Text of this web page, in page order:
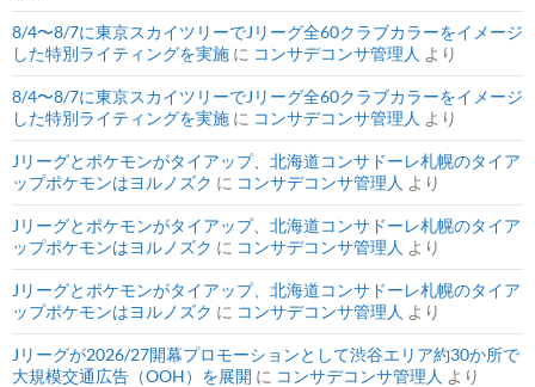
8/4〜8/7に東京スカイツリーでJリーグ全60クラブカラーをイメージ
した特別ライティングを実施 に コンサデコンサ管理人 より
8/4〜8/7に東京スカイツリーでJリーグ全60クラブカラーをイメージ
した特別ライティングを実施 に コンサデコンサ管理人 より
Jリーグとポケモンがタイアップ、北海道コンサドーレ札幌のタイア
ップポケモンはヨルノズク に コンサデコンサ管理人 より
Jリーグとポケモンがタイアップ、北海道コンサドーレ札幌のタイア
ップポケモンはヨルノズク に コンサデコンサ管理人 より
Jリーグとポケモンがタイアップ、北海道コンサドーレ札幌のタイア
ップポケモンはヨルノズク に コンサデコンサ管理人 より
Jリーグが2026/27開幕プロモーションとして渋谷エリア約30か所で
大規模交通広告（OOH）を展開 に コンサデコンサ管理人 より